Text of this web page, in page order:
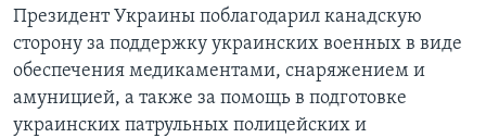
Президент Украины поблагодарил канадскую
сторону за поддержку украинских военных в виде
обеспечения медикаментами, снаряжением и
амуницией, а также за помощь в подготовке
украинских патрульных полицейских и